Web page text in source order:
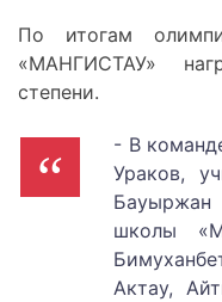
По итогам
«МАНГИСТАУ»
степени.
- В
Ураков,
школы
Актау,